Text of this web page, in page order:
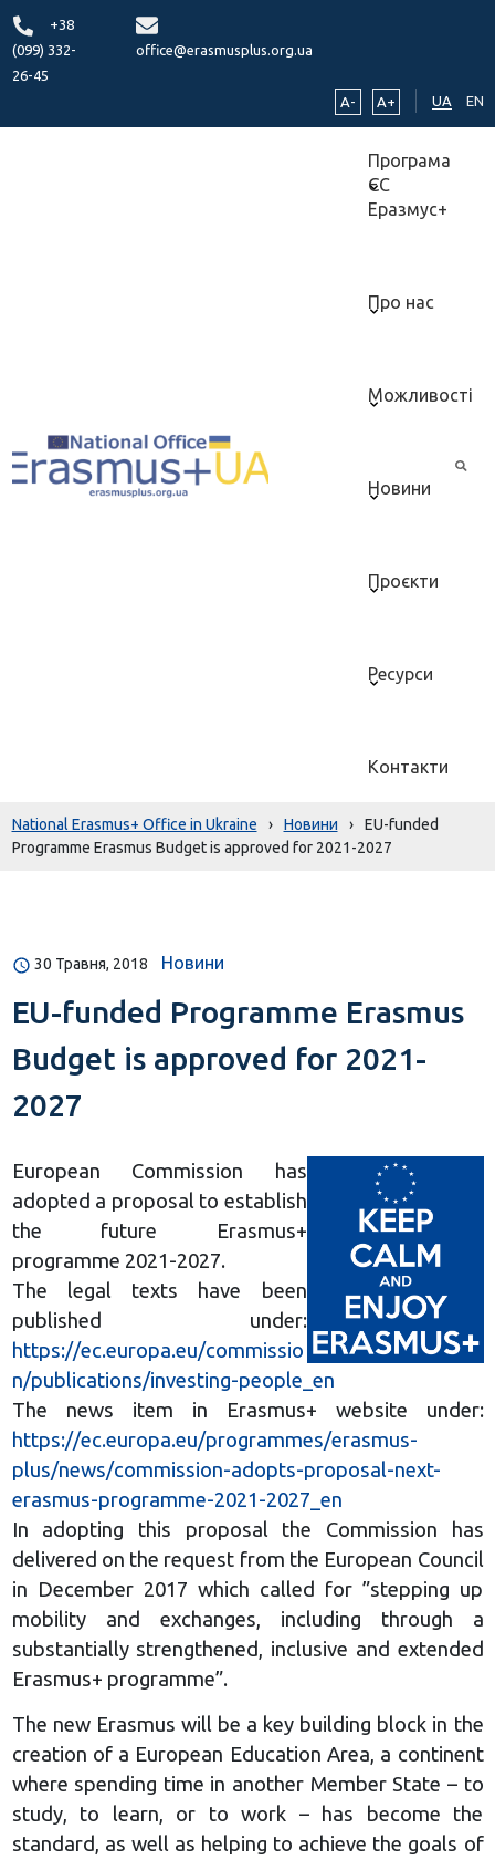
+38
(099) 332-
26-45
office@erasmusplus.org.ua
A- A+ UA EN
Програма
ЄС
Еразмус+
Про нас
Можливості
Новини
Проєкти
Ресурси
Контакти
National Erasmus+ Office in Ukraine › Новини ›
EU-funded
Programme Erasmus Budget is approved for 2021-2027
30 Травня, 2018 Новини
EU-funded Programme Erasmus
Budget is approved for 2021-
2027
European Commission has
adopted a proposal to establish
the future Erasmus+
programme 2021-2027.
The legal texts have been
published under:
https://ec.europa.eu/commissio
n/publications/investing-people_en
The news item in Erasmus+ website under:
https://ec.europa.eu/programmes/erasmus-
plus/news/commission-adopts-proposal-next-
erasmus-programme-2021-2027_en
In adopting this proposal the Commission has
delivered on the request from the European Council
in December 2017 which called for ”stepping up
mobility and exchanges, including through a
substantially strengthened, inclusive and extended
Erasmus+ programme”.
The new Erasmus will be a key building block in the
creation of a European Education Area, a continent
where spending time in another Member State – to
study, to learn, or to work – has become the
standard, as well as helping to achieve the goals of